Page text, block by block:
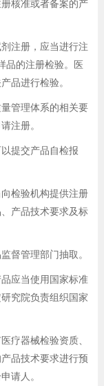
核准或者备案的产
注册，应当进行注
品的注册检验。医
品进行检验。
管理体系的相关要
注册。
提交产品自检报
检验机构提供注册
产品技术要求及标
管理部门抽取。
应当使用国家标准
究院负责组织国家
疗器械检验资质、
品技术要求进行预
请人。